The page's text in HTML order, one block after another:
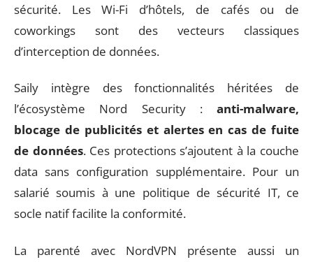
sécurité. Les Wi-Fi d’hôtels, de cafés ou de
coworkings sont des vecteurs classiques
d’interception de données.
Saily intègre des fonctionnalités héritées de
l’écosystème Nord Security : anti-malware,
blocage de publicités et alertes en cas de fuite
de données. Ces protections s’ajoutent à la couche
data sans configuration supplémentaire. Pour un
salarié soumis à une politique de sécurité IT, ce
socle natif facilite la conformité.
La parenté avec NordVPN présente aussi un